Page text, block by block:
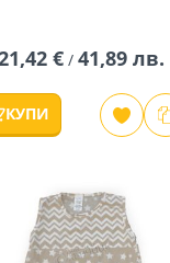
€ /41,89 лв.
КУПИ